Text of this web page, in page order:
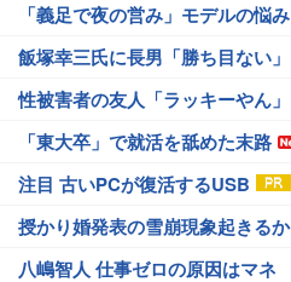
「義足で夜の営み」モデルの悩み
飯塚幸三氏に長男「勝ち目ない」
性被害者の友人「ラッキーやん」
「東大卒」で就活を舐めた末路
注目 古いPCが復活するUSB
授かり婚発表の雪崩現象起きるか
八嶋智人 仕事ゼロの原因はマネ